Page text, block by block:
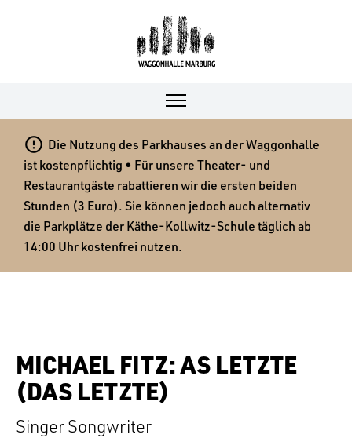
 Die Nutzung des Parkhauses an der Waggonhalle
ist kostenpflichtig • Für unsere Theater- und
Restaurantgäste rabattieren wir die ersten beiden
Stunden (3 Euro). Sie können jedoch auch alternativ
die Parkplätze der Käthe-Kollwitz-Schule täglich ab
14:00 Uhr kostenfrei nutzen.
MICHAEL FITZ: AS LETZTE
(DAS LETZTE)
Singer Songwriter